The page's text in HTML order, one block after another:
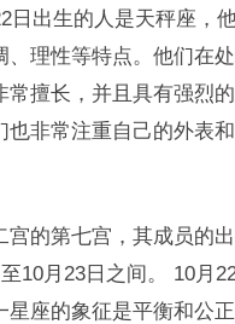
日出生的人是天秤座，
、理性等特点。他们在
常擅长，并且具有强烈
也非常注重自己的外表
宫的第七宫，其成员的
10月23日之间。 10月
星座的象征是平衡和公